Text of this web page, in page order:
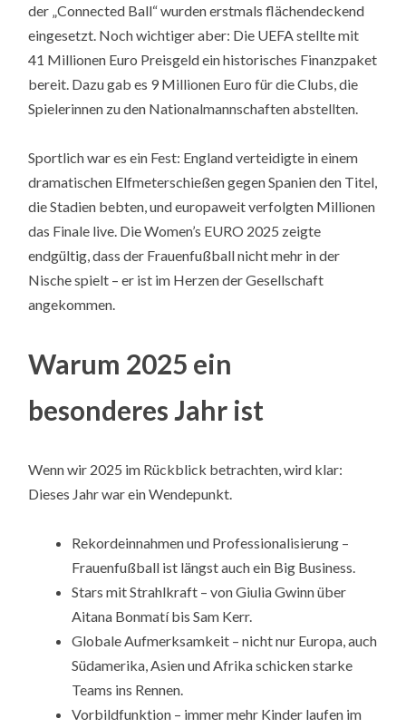
der „Connected Ball“ wurden erstmals flächendeckend
eingesetzt. Noch wichtiger aber: Die UEFA stellte mit
41 Millionen Euro Preisgeld ein historisches Finanzpaket
bereit. Dazu gab es 9 Millionen Euro für die Clubs, die
Spielerinnen zu den Nationalmannschaften abstellten.
Sportlich war es ein Fest: England verteidigte in einem
dramatischen Elfmeterschießen gegen Spanien den Titel,
die Stadien bebten, und europaweit verfolgten Millionen
das Finale live. Die Women’s EURO 2025 zeigte
endgültig, dass der Frauenfußball nicht mehr in der
Nische spielt – er ist im Herzen der Gesellschaft
angekommen.
Warum 2025 ein
besonderes Jahr ist
Wenn wir 2025 im Rückblick betrachten, wird klar:
Dieses Jahr war ein Wendepunkt.
Rekordeinnahmen und Professionalisierung –
Frauenfußball ist längst auch ein Big Business.
Stars mit Strahlkraft – von Giulia Gwinn über
Aitana Bonmatí bis Sam Kerr.
Globale Aufmerksamkeit – nicht nur Europa, auch
Südamerika, Asien und Afrika schicken starke
Teams ins Rennen.
Vorbildfunktion – immer mehr Kinder laufen im